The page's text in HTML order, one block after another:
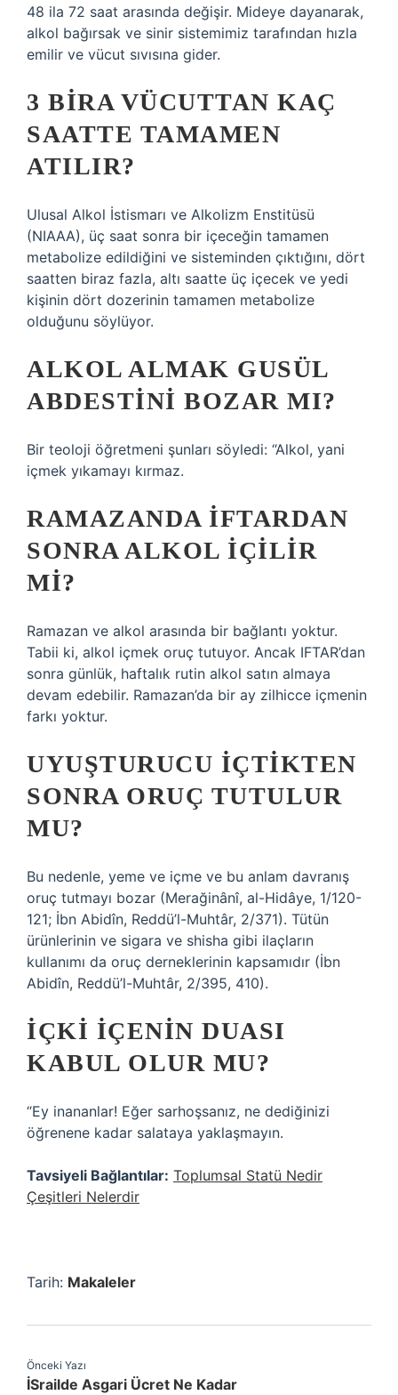
48 ila 72 saat arasında değişir. Mideye dayanarak,
alkol bağırsak ve sinir sistemimiz tarafından hızla
emilir ve vücut sıvısına gider.
3 BIRA VÜCUTTAN KAÇ
SAATTE TAMAMEN
ATILIR?
Ulusal Alkol İstismarı ve Alkolizm Enstitüsü
(NIAAA), üç saat sonra bir içeceğin tamamen
metabolize edildiğini ve sisteminden çıktığını, dört
saatten biraz fazla, altı saatte üç içecek ve yedi
kişinin dört dozerinin tamamen metabolize
olduğunu söylüyor.
ALKOL ALMAK GUSÜL
ABDESTINI BOZAR MI?
Bir teoloji öğretmeni şunları söyledi: “Alkol, yani
içmek yıkamayı kırmaz.
RAMAZANDA IFTARDAN
SONRA ALKOL IÇILIR
MI?
Ramazan ve alkol arasında bir bağlantı yoktur.
Tabii ki, alkol içmek oruç tutuyor. Ancak IFTAR’dan
sonra günlük, haftalık rutin alkol satın almaya
devam edebilir. Ramazan’da bir ay zilhicce içmenin
farkı yoktur.
UYUŞTURUCU IÇTIKTEN
SONRA ORUÇ TUTULUR
MU?
Bu nedenle, yeme ve içme ve bu anlam davranış
oruç tutmayı bozar (Merağinânî, al-Hidâye, 1/120-
121; İbn Abidîn, Reddü’l-Muhtâr, 2/371). Tütün
ürünlerinin ve sigara ve shisha gibi ilaçların
kullanımı da oruç derneklerinin kapsamıdır (İbn
Abidîn, Reddü’l-Muhtâr, 2/395, 410).
İÇKI IÇENIN DUASI
KABUL OLUR MU?
“Ey inananlar! Eğer sarhoşsanız, ne dediğinizi
öğrenene kadar salataya yaklaşmayın.
Tavsiyeli Bağlantılar: Toplumsal Statü Nedir
Çeşitleri Nelerdir
Tarih: Makaleler
Önceki Yazı
İSrailde Asgari Ücret Ne Kadar